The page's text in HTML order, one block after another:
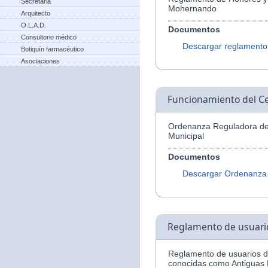
Arquitecto
O.L.A.D.
Consultorio médico
Botiquín farmacéutico
Asociaciones
Mohernando
Documentos
Descargar reglamento
Funcionamiento del
Ordenanza Reguladora
Municipal
Documentos
Descargar Ordenanza
Reglamento de
Reglamento de usuarios
conocidas como Antiguas